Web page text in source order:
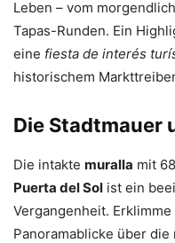
Leben – vom
Tapas-Runden. Ein
eine fiesta de interés
historischem
Die Stadtmauer
Die intakte muralla mit
Puerta del Sol ist ein
Vergangenheit.
Panoramablicke über